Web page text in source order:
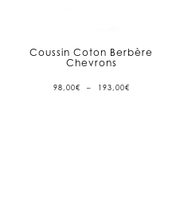
Coussin Coton Berbère
Chevrons
98,00€ – 193,00€PLAGE
DE